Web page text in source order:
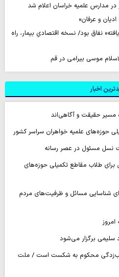
در مدارس علمیه خراسان اعلام شد
و عرفان»
نفاق بود/ نسخه اقتصادیِ بیمار، راه
موسی بیرامی در قم
اخبار
مسیر حقیقت و آگاهی‌اند
حوزه‌های علمیه خواهران سراسر کشور
نسل مسئول در عصر رسانه
طلاب مقاطع تکمیلی حوزه‌های
شناسایی مسائل و ظرفیت‌های مردم
سلیمی برگزار می‌شود
محکوم به شکست است / ملت